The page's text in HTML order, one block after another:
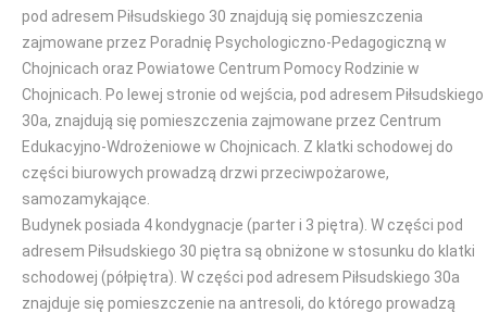
pod adresem Piłsudskiego 30 znajdują się pomieszczenia
zajmowane przez Poradnię Psychologiczno-Pedagogiczną w
Chojnicach oraz Powiatowe Centrum Pomocy Rodzinie w
Chojnicach. Po lewej stronie od wejścia, pod adresem Piłsudskiego
30a, znajdują się pomieszczenia zajmowane przez Centrum
Edukacyjno-Wdrożeniowe w Chojnicach. Z klatki schodowej do
części biurowych prowadzą drzwi przeciwpożarowe,
samozamykające.
Budynek posiada 4 kondygnacje (parter i 3 piętra). W części pod
adresem Piłsudskiego 30 piętra są obniżone w stosunku do klatki
schodowej (półpiętra). W części pod adresem Piłsudskiego 30a
znajduje się pomieszczenie na antresoli, do którego prowadzą